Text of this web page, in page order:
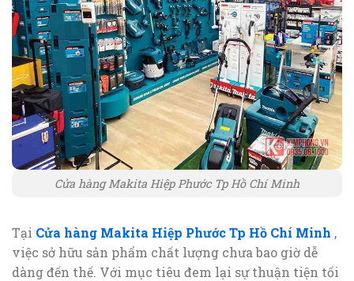
Cửa hàng Makita Hiệp Phước Tp Hồ Chí Minh
Tại Cửa hàng Makita Hiệp Phước Tp Hồ Chí Minh ,
việc sở hữu sản phẩm chất lượng chưa bao giờ dễ
dàng đến thế. Với mục tiêu đem lại sự thuận tiện tối